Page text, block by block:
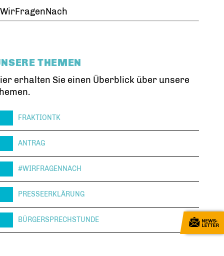
THEMEN
erhalten Sie einen Überblick über unsere
FRAKTIONTK
ANTRAG
#WIRFRAGENNACH
PRESSEERKLÄRUNG
BÜRGERSPRECHSTUNDE